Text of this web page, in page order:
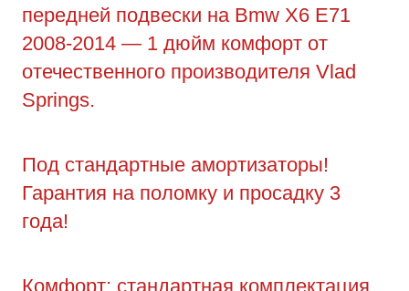
передней подвески на Bmw X6 E71
2008-2014 — 1 дюйм комфорт от
отечественного производителя Vlad
Springs.
Под стандартные амортизаторы!
Гарантия на поломку и просадку 3
года!
Комфорт: стандартная комплектация